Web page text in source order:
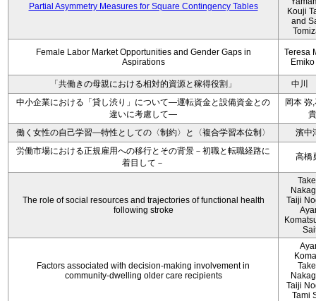
Partial Asymmetry Measures for Square Contingency Tables
Kouji
and
Female Labor Market Opportunities and Gender Gaps in
Aspirations
Teresa
「共働きの母親における相対的資源と稼得役割」
中川
中小企業における「貸し渋り」について―運転資金と設備資金との
違いに考慮して―
岡本 弥
貴
働く女性の自己学習―特性としての〈制約〉と〈複合学習本位制〉
濱中
労働市場における正規雇用への移行とその背景－初職と転職経路に
着目して－
高橋
The role of social resources and trajectories of functional health
following stroke
Taiji
Factors associated with decision‐making involvement in
community‐dwelling older care recipients
Taiji
Tami